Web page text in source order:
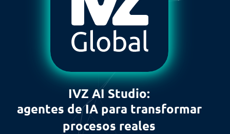
IVZ AI Studio:
agentes de IA para transformar
procesos reales